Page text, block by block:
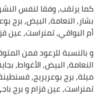
كما يرتقب, وفقا لنفس
بشار, النعامة, البيض, برج
أم البواقي, تمنراست, عين
و بالنسبة للرعود فمن
النعامة, البيض, الأغواط,
ميلة, برج بوعريريج,
تمنراست, عين قزام و برج